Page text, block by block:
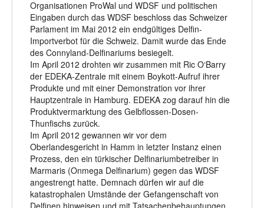
Organisationen ProWal und WDSF und politischen
Eingaben durch das WDSF beschloss das Schweizer
Parlament im Mai 2012 ein endgültiges Delfin-
Importverbot für die Schweiz. Damit wurde das Ende
des Connyland-Delfinariums besiegelt.
Im April 2012 drohten wir zusammen mit Ric O‘Barry
der EDEKA-Zentrale mit einem Boykott-Aufruf ihrer
Produkte und mit einer Demonstration vor ihrer
Hauptzentrale in Hamburg. EDEKA zog darauf hin die
Produktvermarktung des Gelbflossen-Dosen-
Thunfischs zurück.
Im April 2012 gewannen wir vor dem
Oberlandesgericht in Hamm in letzter Instanz einen
Prozess, den ein türkischer Delfinariumbetreiber in
Marmaris (Onmega Delfinarium) gegen das WDSF
angestrengt hatte. Demnach dürfen wir auf die
katastrophalen Umstände der Gefangenschaft von
Delfinen hinweisen und mit Tatsachenbehauptungen